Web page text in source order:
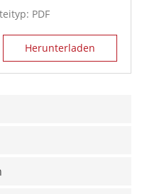
PDF
Herunterladen